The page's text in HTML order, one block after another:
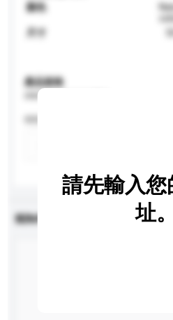
顏色
產品規格
查詢內容
請先輸入您
址。